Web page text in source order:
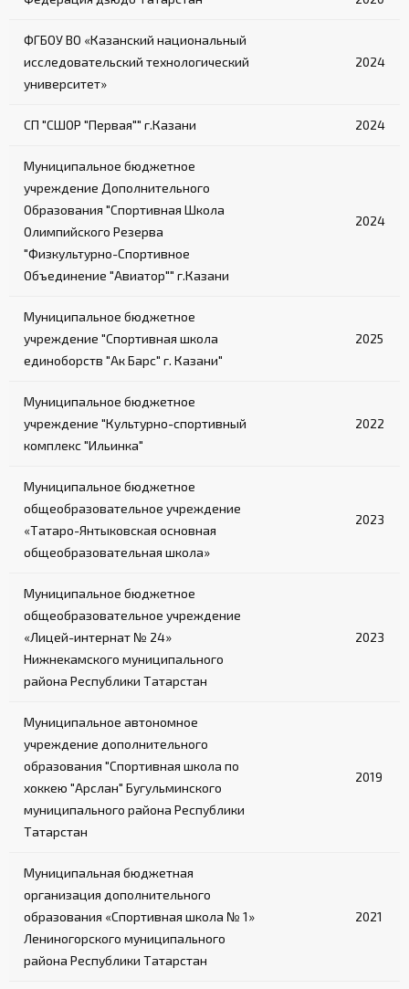
ФГБОУ ВО «Казанский национальный
исследовательский технологический
университет»
2024
СП "СШОР "Первая"" г.Казани 2024
Муниципальное бюджетное
учреждение Дополнительного
Образования "Спортивная Школа
Олимпийского Резерва
"Физкультурно-Спортивное
Объединение "Авиатор"" г.Казани
2024
Муниципальное бюджетное
учреждение "Спортивная школа
единоборств "Ак Барс" г. Казани"
2025
Муниципальное бюджетное
учреждение "Культурно-спортивный
комплекс "Ильинка"
2022
Муниципальное бюджетное
общеобразовательное учреждение
«Татаро-Янтыковская основная
общеобразовательная школа»
2023
Муниципальное бюджетное
общеобразовательное учреждение
«Лицей-интернат № 24»
Нижнекамского муниципального
района Республики Татарстан
2023
Муниципальное автономное
учреждение дополнительного
образования "Спортивная школа по
хоккею "Арслан" Бугульминского
муниципального района Республики
Татарстан
2019
Муниципальная бюджетная
организация дополнительного
образования «Спортивная школа № 1»
Лениногорского муниципального
района Республики Татарстан
2021